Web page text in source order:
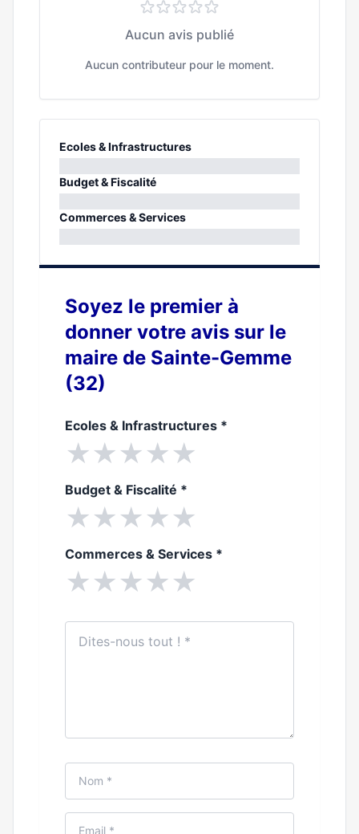
Aucun avis publié
Aucun contributeur pour le moment.
Ecoles & Infrastructures
0%
Budget & Fiscalité
0%
Commerces & Services
Soyez le premier à
donner votre avis sur le
maire de Sainte-Gemme
(32)
Ecoles & Infrastructures *
★★★★★
Budget & Fiscalité *
★★★★★
Commerces & Services *
★★★★★